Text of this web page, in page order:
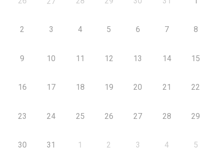
2 3 4 5 6 7 8
9 10 11 12 13 14 15
16 17 18 19 20 21 22
23 24 25 26 27 28 29
30 31 1 2 3 4 5